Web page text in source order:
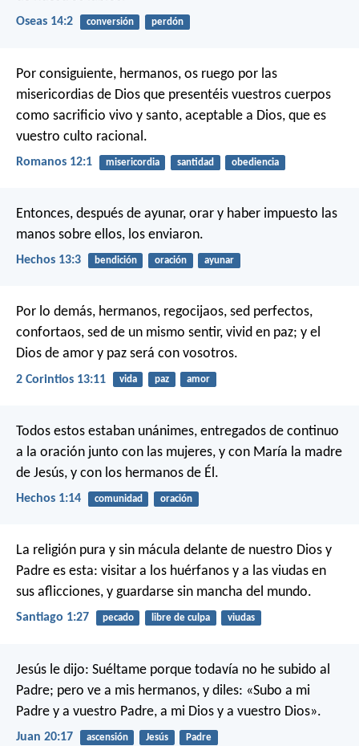
Oseas 14:2 conversión perdón
Por consiguiente, hermanos, os ruego por las
misericordias de Dios que presentéis vuestros cuerpos
como sacrificio vivo y santo, aceptable a Dios, que es
vuestro culto racional.
Romanos 12:1 misericordia santidad obediencia
Entonces, después de ayunar, orar y haber impuesto las
manos sobre ellos, los enviaron.
Hechos 13:3 bendición oración ayunar
Por lo demás, hermanos, regocijaos, sed perfectos,
confortaos, sed de un mismo sentir, vivid en paz; y el
Dios de amor y paz será con vosotros.
2 Corintios 13:11 vida paz amor
Todos estos estaban unánimes, entregados de continuo
a la oración junto con las mujeres, y con María la madre
de Jesús, y con los hermanos de Él.
Hechos 1:14 comunidad oración
La religión pura y sin mácula delante de nuestro Dios y
Padre es esta: visitar a los huérfanos y a las viudas en
sus aflicciones, y guardarse sin mancha del mundo.
Santiago 1:27 pecado libre de culpa viudas
Jesús le dijo: Suéltame porque todavía no he subido al
Padre; pero ve a mis hermanos, y diles: «Subo a mi
Padre y a vuestro Padre, a mi Dios y a vuestro Dios».
Juan 20:17 ascensión Jesús Padre